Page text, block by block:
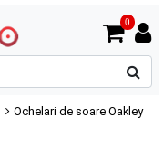
0
Ochelari de soare Oakley